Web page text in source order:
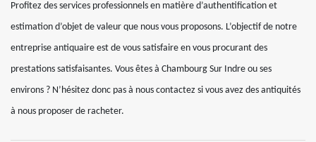
Profitez des services professionnels en matière d’authentification et
estimation d’objet de valeur que nous vous proposons. L’objectif de notre
entreprise antiquaire est de vous satisfaire en vous procurant des
prestations satisfaisantes. Vous êtes à Chambourg Sur Indre ou ses
environs ? N’hésitez donc pas à nous contactez si vous avez des antiquités
à nous proposer de racheter.